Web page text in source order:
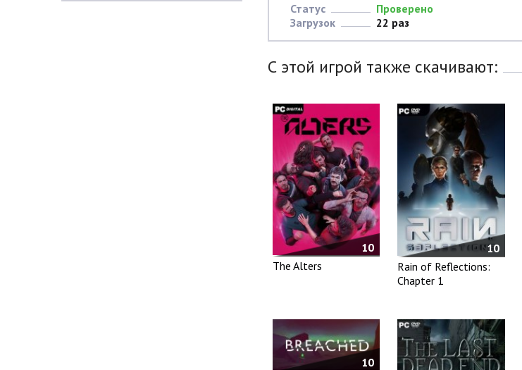
Статус
Проверено
Загрузок
22 раз
С этой игрой также скачивают:
10
The Alters
10
Rain of Reflections:
Chapter 1
10